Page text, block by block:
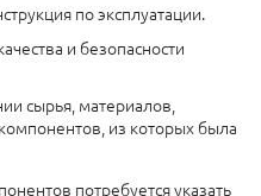
по эксплуатации.
и безопасности
сырья, материалов,
из которых была
потребуется указать